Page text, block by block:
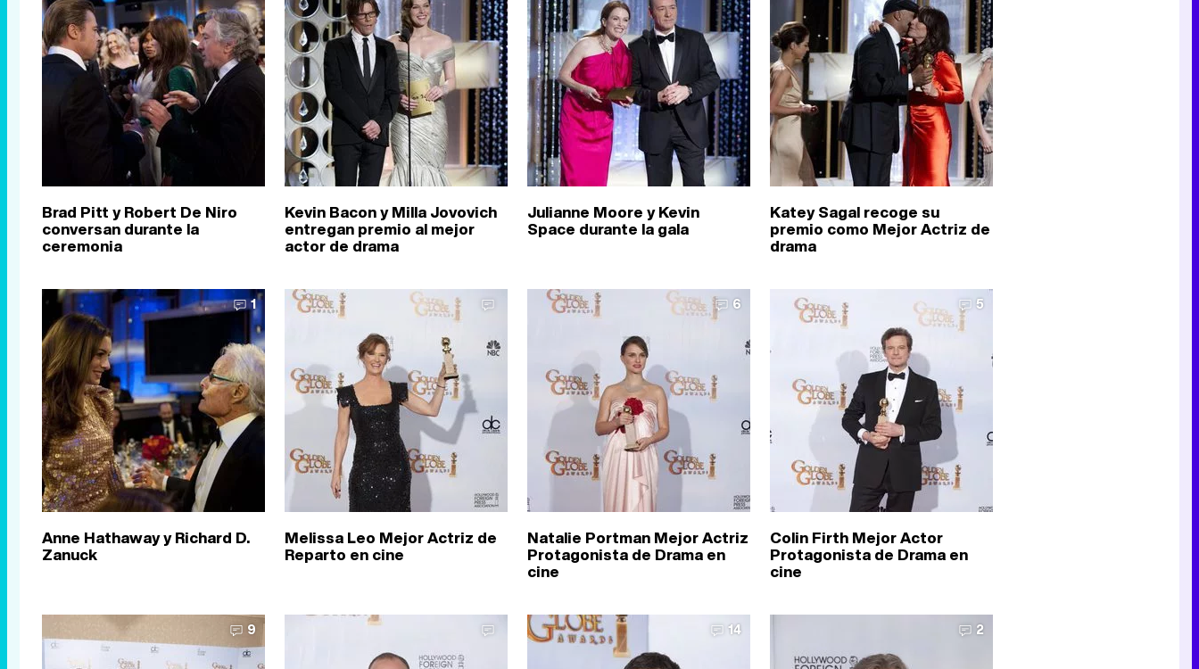
Canción ganadora de Eurovisión 2026: DARA con "Bangaranga" por Bulgaria
Brad Pitt y Robert De Niro
conversan durante la
ceremonia
Kevin Bacon y Milla Jovovich
entregan premio al mejor
actor de drama
Julianne Moore y Kevin
Space durante la gala
Katey Sagal recoge su
premio como Mejor Actriz de
drama
1
Anne Hathaway y Richard D.
Zanuck
Melissa Leo Mejor Actriz de
Reparto en cine
6
Natalie Portman Mejor Actriz
Protagonista de Drama en
cine
5
Colin Firth Mejor Actor
Protagonista de Drama en
cine
9 14 2